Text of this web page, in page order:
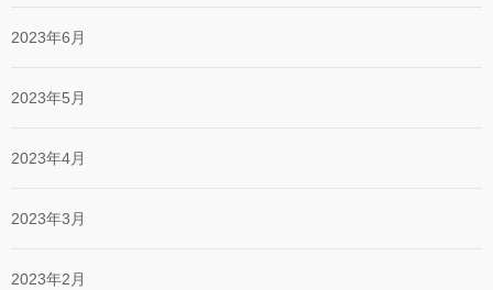
2023年6月
2023年5月
2023年4月
2023年3月
2023年2月